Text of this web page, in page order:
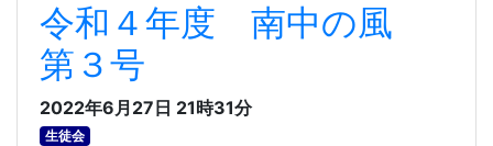
令和４年度 南中の風
第３号
2022年6月27日 21時31分
生徒会